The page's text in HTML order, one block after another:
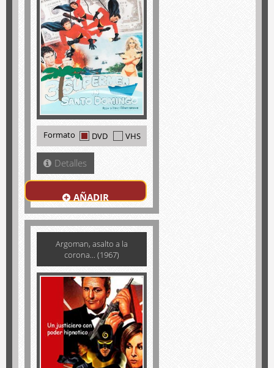
Formato DVD VHS
Detalles
AÑADIR
Argoman, asalto a la
corona... (1967)